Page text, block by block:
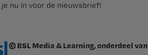
nu in voor de nieuwsbrief!
© BSL Media & Learning, onderdeel van